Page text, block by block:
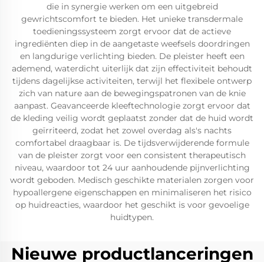
die in synergie werken om een uitgebreid
gewrichtscomfort te bieden. Het unieke transdermale
toedieningssysteem zorgt ervoor dat de actieve
ingrediënten diep in de aangetaste weefsels doordringen
en langdurige verlichting bieden. De pleister heeft een
ademend, waterdicht uiterlijk dat zijn effectiviteit behoudt
tijdens dagelijkse activiteiten, terwijl het flexibele ontwerp
zich van nature aan de bewegingspatronen van de knie
aanpast. Geavanceerde kleeftechnologie zorgt ervoor dat
de kleding veilig wordt geplaatst zonder dat de huid wordt
geïrriteerd, zodat het zowel overdag als's nachts
comfortabel draagbaar is. De tijdsverwijderende formule
van de pleister zorgt voor een consistent therapeutisch
niveau, waardoor tot 24 uur aanhoudende pijnverlichting
wordt geboden. Medisch geschikte materialen zorgen voor
hypoallergene eigenschappen en minimaliseren het risico
op huidreacties, waardoor het geschikt is voor gevoelige
huidtypen.
Nieuwe productlanceringen